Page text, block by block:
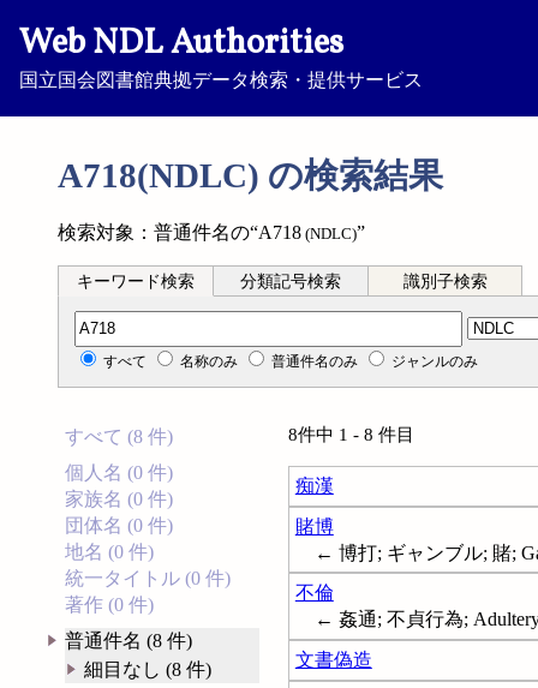
Web NDL Authorities
国立国会図書館典拠データ検索・提供サービス
A718(NDLC) の検索結果
検索対象：普通件名の“A718 (NDLC)”
キーワード検索 分類記号検索 識別子検索
分類記号検索
すべて 名称のみ 普通件名のみ ジャンルのみ
すべて (8 件)
個人名 (0 件)
家族名 (0 件)
団体名 (0 件)
地名 (0 件)
統一タイトル (0 件)
著作 (0 件)
普通件名 (8 件)
細目なし (8 件)
8件中 1 - 8 件目
痴漢
賭博
← 博打; ギャンブル; 賭;
不倫
← 姦通; 不貞行為;
文書偽造